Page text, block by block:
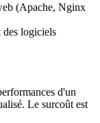
(Apache, Nginx
des logiciels
d'un
Le surcoût est